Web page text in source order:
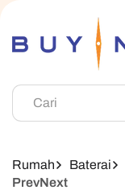
Cari
Rumah Baterai
PrevNext